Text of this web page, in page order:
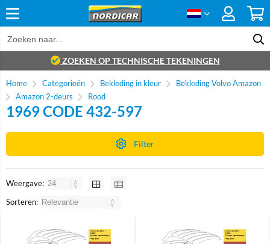
ZOEKEN OP TECHNISCHE TEKENINGEN
Home Categorieën Bekleding in kleur
Bekleding Volvo Amazon
Amazon 2-deurs
Rood
1969 CODE 432-597
Filter
Weergave:
Sorteren: